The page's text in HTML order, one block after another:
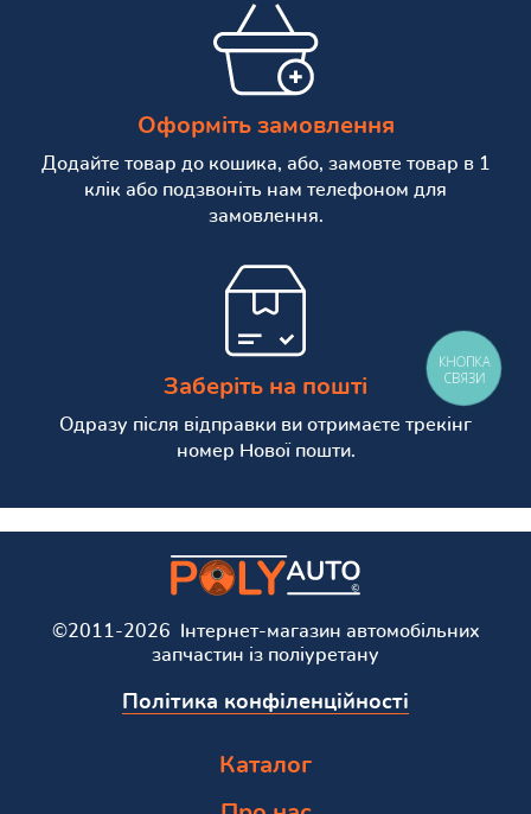
Оформіть замовлення
Додайте товар до кошика, або, замовте товар в 1
клік або подзвоніть нам телефоном для
замовлення.
Заберіть на пошті
Одразу після відправки ви отримаєте трекінг
номер Нової пошти.
©2011-2026 Інтернет-магазин автомобільних
запчастин із поліуретану
Політика конфіленційності
Каталог
КНОПКА
СВЯЗИ